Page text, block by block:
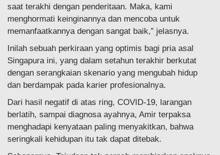
saat terakhi dengan penderitaan. Maka, kami
menghormati keinginannya dan mencoba untuk
memanfaatkannya dengan sangat baik,” jelasnya.
Inilah sebuah perkiraan yang optimis bagi pria asal
Singapura ini, yang dalam setahun terakhir berkutat
dengan serangkaian skenario yang mengubah hidup
dan berdampak pada karier profesionalnya.
Dari hasil negatif di atas ring, COVID-19, larangan
berlatih, sampai diagnosa ayahnya, Amir terpaksa
menghadapi kenyataan paling menyakitkan, bahwa
seringkali kehidupan itu tak dapat ditebak.